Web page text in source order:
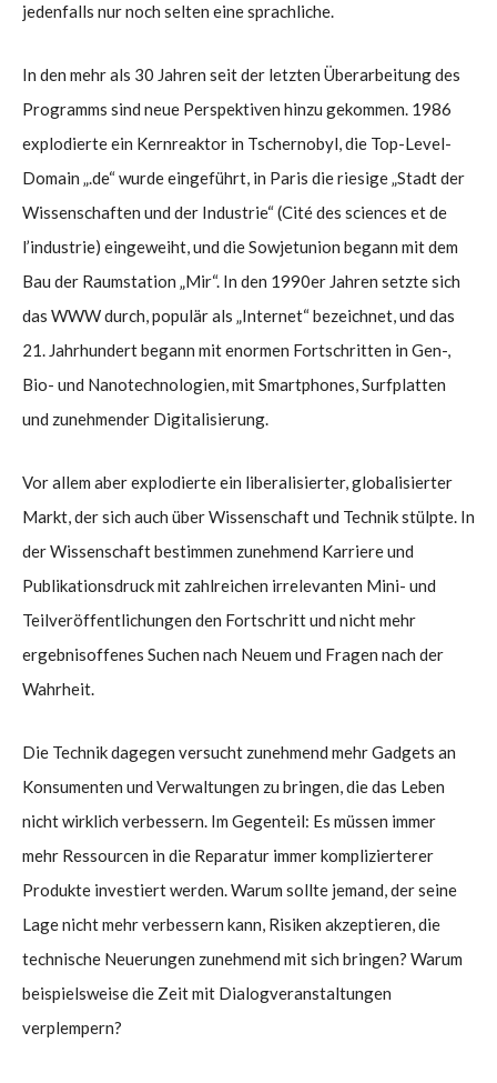
jedenfalls nur noch selten eine sprachliche.
In den mehr als 30 Jahren seit der letzten Überarbeitung des
Programms sind neue Perspektiven hinzu gekommen. 1986
explodierte ein Kernreaktor in Tschernobyl, die Top-Level-
Domain „.de“ wurde eingeführt, in Paris die riesige „Stadt der
Wissenschaften und der Industrie“ (Cité des sciences et de
l’industrie) eingeweiht, und die Sowjetunion begann mit dem
Bau der Raumstation „Mir“. In den 1990er Jahren setzte sich
das WWW durch, populär als „Internet“ bezeichnet, und das
21. Jahrhundert begann mit enormen Fortschritten in Gen-,
Bio- und Nanotechnologien, mit Smartphones, Surfplatten
und zunehmender Digitalisierung.
Vor allem aber explodierte ein liberalisierter, globalisierter
Markt, der sich auch über Wissenschaft und Technik stülpte. In
der Wissenschaft bestimmen zunehmend Karriere und
Publikationsdruck mit zahlreichen irrelevanten Mini- und
Teilveröffentlichungen den Fortschritt und nicht mehr
ergebnisoffenes Suchen nach Neuem und Fragen nach der
Wahrheit.
Die Technik dagegen versucht zunehmend mehr Gadgets an
Konsumenten und Verwaltungen zu bringen, die das Leben
nicht wirklich verbessern. Im Gegenteil: Es müssen immer
mehr Ressourcen in die Reparatur immer komplizierterer
Produkte investiert werden. Warum sollte jemand, der seine
Lage nicht mehr verbessern kann, Risiken akzeptieren, die
technische Neuerungen zunehmend mit sich bringen? Warum
beispielsweise die Zeit mit Dialogveranstaltungen
verplempern?